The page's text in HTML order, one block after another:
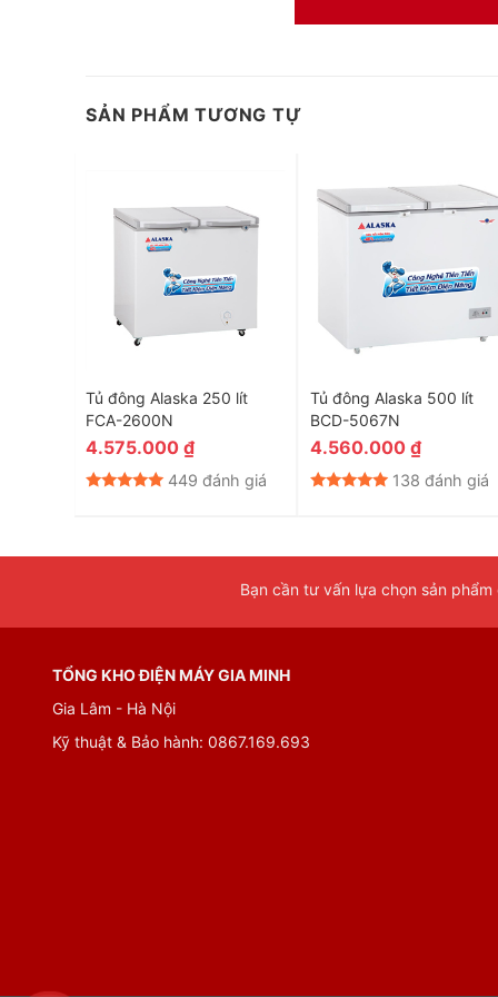
SẢN PHẨM TƯƠNG TỰ
Tủ đông Alaska 250 lít
FCA-2600N
4.575.000 ₫
449 đánh giá
Tủ đông Alaska 500 lít
BCD-5067N
4.560.000 ₫
138 đánh giá
Bạn cần tư vấn lựa chọn sản
TỔNG KHO ĐIỆN MÁY GIA MINH
Gia Lâm - Hà Nội
Kỹ thuật & Bảo hành: 0867.169.693